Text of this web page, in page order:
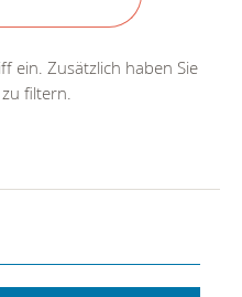
ein. Zusätzlich haben Sie
filtern.